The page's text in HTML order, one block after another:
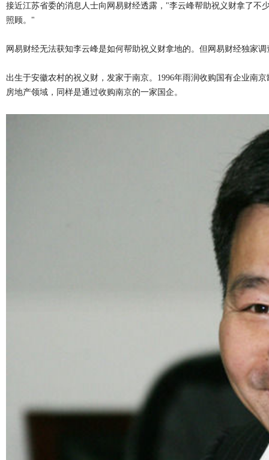
接近江苏省委的消息人士向网易财经透露，"李云峰帮助祝义财拿了
照顾。"
网易财经无法获知李云峰是如何帮助祝义财拿地的。但网易财经独家
出生于安徽农村的祝义财，发家于南京。1996年雨润收购国有企业南
房地产领域，同样是通过收购南京的一家国企。